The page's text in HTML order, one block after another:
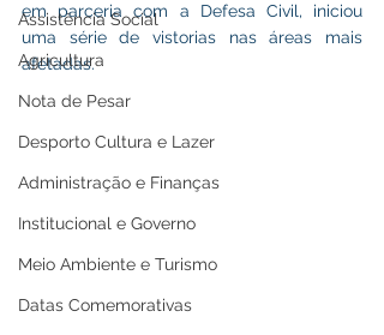
Assistência Social
Agricultura
Nota de Pesar
Desporto Cultura e Lazer
Administração e Finanças
Institucional e Governo
Meio Ambiente e Turismo
Datas Comemorativas
em parceria com a Defesa Civil, iniciou
uma série de vistorias nas áreas mais
afetadas.